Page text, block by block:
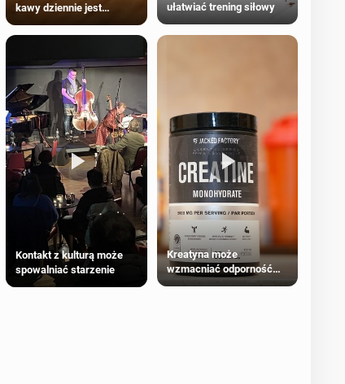
kawy dziennie jest
większości dorosłych
ułatwiać trening siłowy
Kontakt z kulturą może
spowalniać starzenie
Kreatyna może
wzmacniać odporność
przeciw nowotworom